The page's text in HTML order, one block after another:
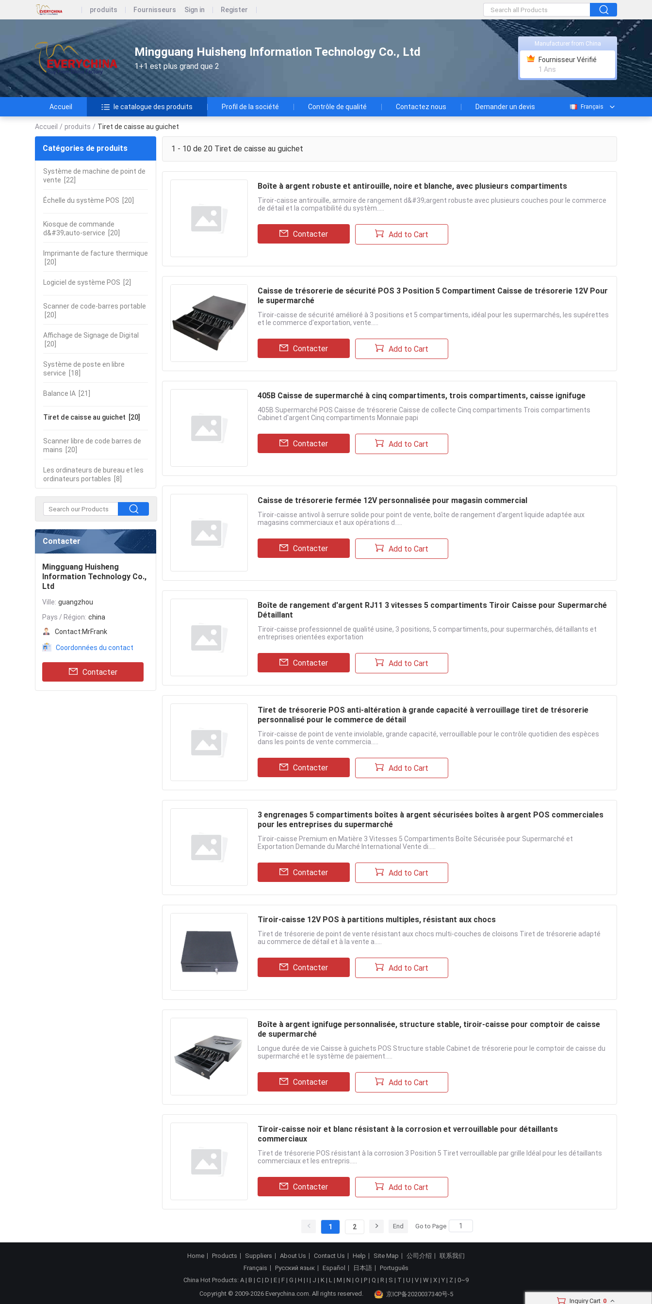
produits Fournisseurs Sign in Register
Mingguang Huisheng Information Technology Co., Ltd
1+1 est plus grand que 2
Manufacturer from China
Fournisseur Vérifié
1 Ans
Accueil le catalogue des produits Profil de la société Contrôle de qualité Contactez nous Demander un devis Français
Accueil / produits / Tiret de caisse au guichet
Catégories de produits
Système de machine de point de
vente [22]
Échelle du système POS [20]
Kiosque de commande
d&#39;auto-service [20]
Imprimante de facture thermique
[20]
Logiciel de système POS [2]
Scanner de code-barres portable
[20]
Affichage de Signage de Digital
[20]
Système de poste en libre
service [18]
Balance IA [21]
Tiret de caisse au guichet [20]
Scanner libre de code barres de
mains [20]
Les ordinateurs de bureau et les
ordinateurs portables [8]
Contacter
Mingguang Huisheng
Information Technology Co.,
Ltd
Ville: guangzhou
Pays / Région: china
Contact:MrFrank
Coordonnées du contact
Contacter
1 - 10 de 20 Tiret de caisse au guichet
Boîte à argent robuste et antirouille, noire et blanche, avec plusieurs compartiments
Tiroir-caisse antirouille, armoire de rangement d&#39;argent robuste avec plusieurs couches pour le commerce
de détail et la compatibilité du systèm.....
Contacter Add to Cart
Caisse de trésorerie de sécurité POS 3 Position 5 Compartiment Caisse de trésorerie 12V Pour
le supermarché
Tiroir-caisse de sécurité amélioré à 3 positions et 5 compartiments, idéal pour les supermarchés, les supérettes
et le commerce d'exportation, vente.....
Contacter Add to Cart
405B Caisse de supermarché à cinq compartiments, trois compartiments, caisse ignifuge
405B Supermarché POS Caisse de trésorerie Caisse de collecte Cinq compartiments Trois compartiments
Cabinet d'argent Cinq compartiments Monnaie papi
Contacter Add to Cart
Caisse de trésorerie fermée 12V personnalisée pour magasin commercial
Tiroir-caisse antivol à serrure solide pour point de vente, boîte de rangement d'argent liquide adaptée aux
magasins commerciaux et aux opérations d.....
Contacter Add to Cart
Boîte de rangement d'argent RJ11 3 vitesses 5 compartiments Tiroir Caisse pour Supermarché
Détaillant
Tiroir-caisse professionnel de qualité usine, 3 positions, 5 compartiments, pour supermarchés, détaillants et
entreprises orientées exportation
Contacter Add to Cart
Tiret de trésorerie POS anti-altération à grande capacité à verrouillage tiret de trésorerie
personnalisé pour le commerce de détail
Tiroir-caisse de point de vente inviolable, grande capacité, verrouillable pour le contrôle quotidien des espèces
dans les points de vente commercia.....
Contacter Add to Cart
3 engrenages 5 compartiments boîtes à argent sécurisées boîtes à argent POS commerciales
pour les entreprises du supermarché
Tiroir-caisse Premium en Matière 3 Vitesses 5 Compartiments Boîte Sécurisée pour Supermarché et
Exportation Demande du Marché International Vente di.....
Contacter Add to Cart
Tiroir-caisse 12V POS à partitions multiples, résistant aux chocs
Tiret de trésorerie de point de vente résistant aux chocs multi-couches de cloisons Tiret de trésorerie adapté
au commerce de détail et à la vente a.....
Contacter Add to Cart
Boîte à argent ignifuge personnalisée, structure stable, tiroir-caisse pour comptoir de caisse
de supermarché
Longue durée de vie Caisse à guichets POS Structure stable Cabinet de trésorerie pour le comptoir de caisse du
supermarché et le système de paiement.....
Contacter Add to Cart
Tiroir-caisse noir et blanc résistant à la corrosion et verrouillable pour détaillants
commerciaux
Tiret de trésorerie POS résistant à la corrosion 3 Position 5 Tiret verrouillable par grille Idéal pour les détaillants
commerciaux et les entrepris.....
Contacter Add to Cart
1 2 End Go to Page
Inquiry Cart 0
Home Products Suppliers About Us Contact Us Help Site Map 公司介绍
联系我们
Français
Русский язык Español 日本語
Português
China Hot Products: A | B | C | D | E | F | G | H | I | J | K | L | M | N | O | P | Q | R | S | T | U | V | W | X | Y | Z | 0~9
Copyright © 2009-2026 Everychina.com. All rights reserved.
京ICP备2020037340号-5